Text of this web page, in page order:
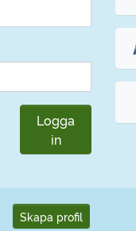
Logga
in
Skapa profil